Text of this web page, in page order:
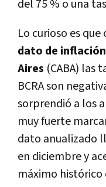
del 75 % o una
Lo curioso es
dato de
Aires (CABA) las
BCRA son
sorprendió a los
muy fuerte
dato anualizado
en diciembre y
máximo histórico